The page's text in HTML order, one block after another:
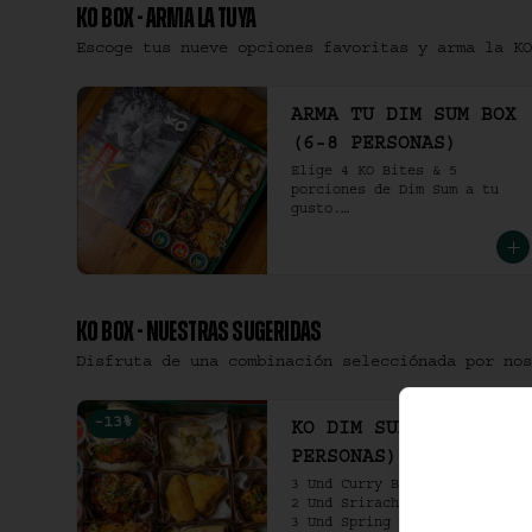
KO BOX - ARMA LA TUYA
Escoge tus nueve opciones favoritas y arma la
ARMA TU DIM SUM BOX
(6-8 PERSONAS)
Elige 4 KO Bites & 5
porciones de Dim Sum a tu
gusto.
KO BOX - NUESTRAS SUGERIDAS
Disfruta de una combinación selecciónada por
-13 %
KO DIM SUM BOX (6-8
PERSONAS)
3 Und Curry Beef Samosa.
2 Und Sriracha Chicken.
3 Und Spring Roll.